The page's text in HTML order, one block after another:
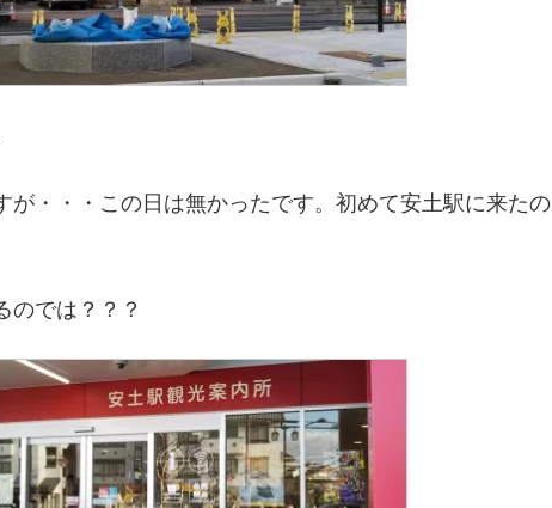
が・・・この日は無かったです。初めて安土駅に来たの
のでは？？？